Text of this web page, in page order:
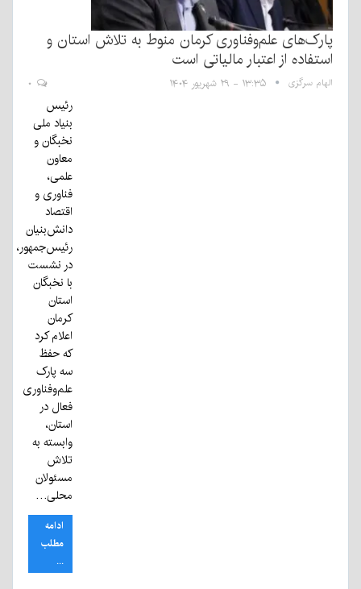
پارک‌های علم‌وفناوری کرمان منوط به تلاش استان و
استفاده از اعتبار مالیاتی است
الهام سرگزی ۱۳:۳۵ - ۲۹ شهریور ۱۴۰۴
رئیس
بنیاد ملی
نخبگان و
معاون
علمی،
فناوری و
اقتصاد
دانش‌بنیان
رئیس‌جمهور،
در نشست
با نخبگان
استان
کرمان
اعلام کرد
که حفظ
سه پارک
علم‌وفناوری
فعال در
استان،
وابسته به
تلاش
مسئولان
محلی…
ادامه
مطلب
...